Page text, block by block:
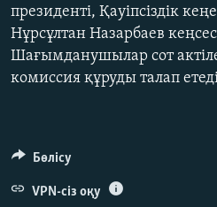
президенті, Қауіпсіздік
Нұрсұлтан Назарбаев
Шағымданушылар сот
комиссия құруды талап
Бөлісу
VPN-сіз оқу